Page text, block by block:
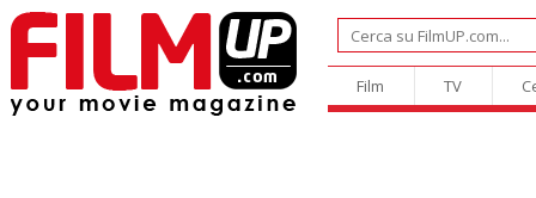
Film TV